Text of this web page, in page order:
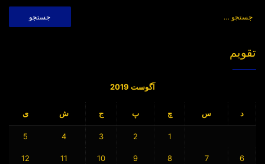
تقویم
آگوست 2019
د س چ پ ج ش ی
1
2
3
4
5
6
7
8
9
10
11
12